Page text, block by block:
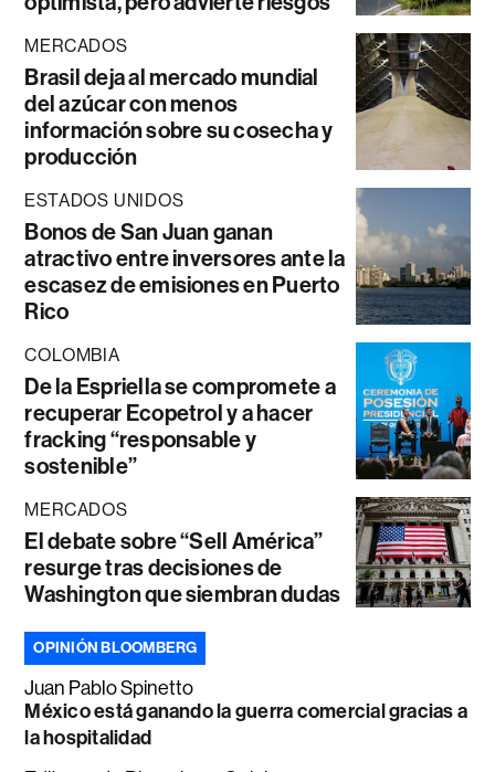
MERCADOS
Brasil deja al mercado mundial
del azúcar con menos
información sobre su cosecha y
producción
ESTADOS UNIDOS
Bonos de San Juan ganan
atractivo entre inversores ante la
escasez de emisiones en Puerto
Rico
COLOMBIA
De la Espriella se compromete a
recuperar Ecopetrol y a hacer
fracking “responsable y
sostenible”
MERCADOS
El debate sobre “Sell América”
resurge tras decisiones de
Washington que siembran dudas
OPINIÓN BLOOMBERG
Juan Pablo Spinetto
México está ganando la guerra comercial gracias a
la hospitalidad